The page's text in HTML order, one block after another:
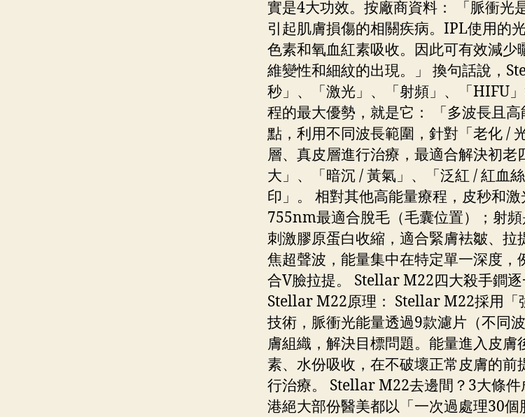
實是4大功效。按廠商資料： 「脈衝光
引起肌膚損傷的相關疾病。IPL使用的
色素和氧血紅素吸收。因此可有效減少
維變性和細紋的出現。」 換句話說，
秒」、「激光」、「射頻」、「HIFU
程的最大優勢，就是它： 「多波長且
點，利用不同波長範圍，針對「老化 /
層、真皮層進行治療，最適合解決初老
大」、「暗沉 / 黃氣」、「泛紅 / 紅血
印」。 相對其他高能量療程，皮秒和
755nm最適合脫毛（毛囊位置）；射
刺激膠原蛋白收縮，適合緊膚袪皺、
焦超聲波，能量集中在特定單一深度
合V臉拉提。 Stellar M22四大殺手鐧
Stellar M22原理： Stellar M22採用「
技術，脈衝光能量透過9款濾片（不同
膚組織，解決目標問題。能量進入皮膚
素、水份吸收，在不破壞正常皮膚的前
行治療。 Stellar M22去邊間？3大條件
港絕大部份醫美都以「一次過處理30